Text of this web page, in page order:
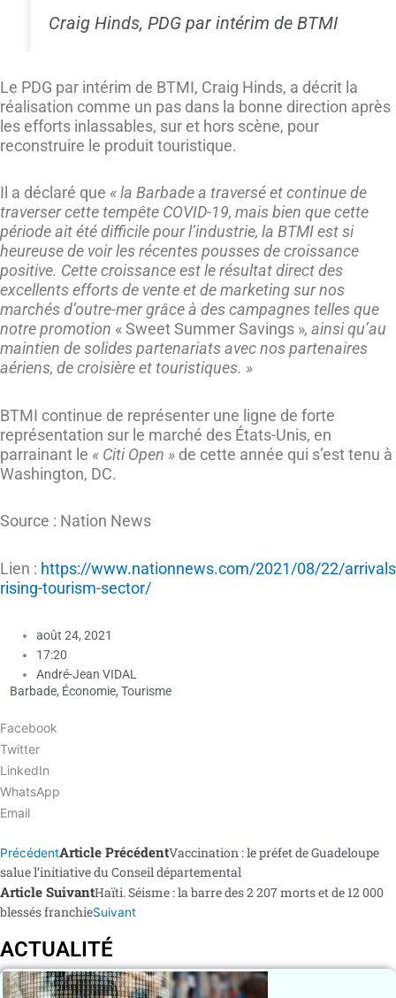
Craig Hinds, PDG par intérim de BTMI
Le PDG par intérim de BTMI, Craig Hinds, a décrit la
réalisation comme un pas dans la bonne direction après
les efforts inlassables, sur et hors scène, pour
reconstruire le produit touristique.
Il a déclaré que « la Barbade a traversé et continue de
traverser cette tempête COVID-19, mais bien que cette
période ait été difficile pour l’industrie, la BTMI est si
heureuse de voir les récentes pousses de croissance
positive. Cette croissance est le résultat direct des
excellents efforts de vente et de marketing sur nos
marchés d’outre-mer grâce à des campagnes telles que
notre promotion « Sweet Summer Savings », ainsi qu’au
maintien de solides partenariats avec nos partenaires
aériens, de croisière et touristiques. »
BTMI continue de représenter une ligne de forte
représentation sur le marché des États-Unis, en
parrainant le « Citi Open » de cette année qui s’est tenu à
Washington, DC.
Source : Nation News
Lien : https://www.nationnews.com/2021/08/22/
rising-tourism-sector/
août 24, 2021
17:20
André-Jean VIDAL
Barbade, Économie, Tourisme
Facebook
Twitter
LinkedIn
WhatsApp
Email
PrécédentArticle PrécédentVaccination : le préfet de Guadeloupe
salue l’initiative du Conseil départemental
Article SuivantHaïti. Séisme : la barre des 2 207 morts et de 12 000
blessés franchieSuivant
ACTUALITÉ